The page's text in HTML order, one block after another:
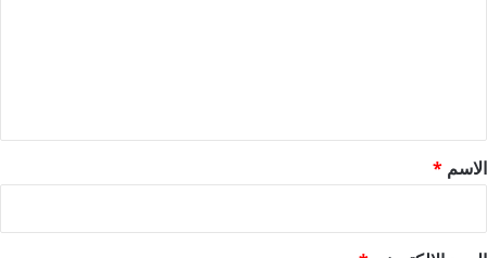
*
الاسم *